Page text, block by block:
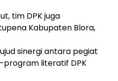
tim DPK juga
Kabupaten Blora,
sinergi antara pegiat
literatif DPK